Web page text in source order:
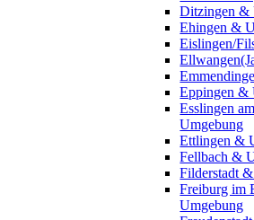
Ditzingen &
Ehingen &
Eislingen/
Eppingen &
Esslingen
Umgebung
Ettlingen &
Fellbach &
Filderstadt
Freiburg im
Umgebung